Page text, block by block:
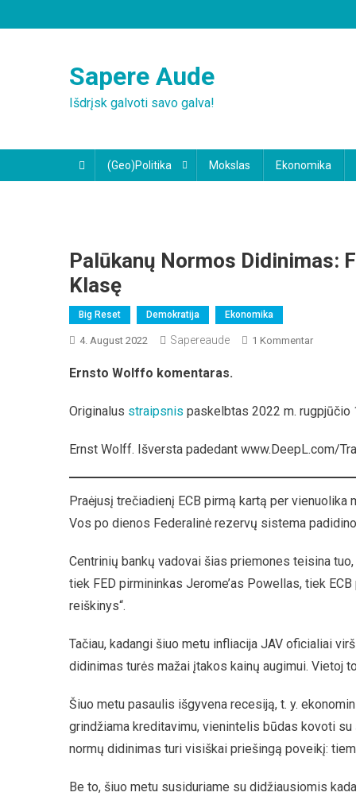
to
Sapere Aude
Išdrįsk galvoti savo galva!
(Geo)Politika Mokslas Ekonomika
Palūkanų Normos Didinimas:
Klasę
Big Reset Demokratija Ekonomika
4. August 2022 Sapereaude 1 KommentarZu
Frontalus
Prieš
Ernsto Wolffo komentaras.
Originalus straipsnis paskelbtas 2022 m. rugpjūčio
Ernst Wolff. Išversta padedant www.DeepL.com/
Praėjusį trečiadienį ECB pirmą kartą per
Vos po dienos Federalinė rezervų sistema
Centrinių bankų vadovai šias priemones teisina
tiek FED pirmininkas Jerome’as Powellas, tiek
reiškinys“.
Tačiau, kadangi šiuo metu infliacija JAV oficialiai
didinimas turės mažai įtakos kainų augimui. Vietoj
Šiuo metu pasaulis išgyvena recesiją, t. y.
grindžiama kreditavimu, vienintelis būdas kovoti
normų didinimas turi visiškai priešingą poveikį:
Be to, šiuo metu susiduriame su didžiausiomis